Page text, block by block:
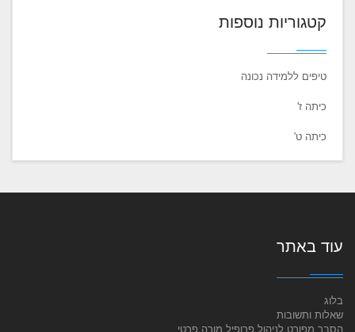
קטגוריות נוספות
טיפים ללמידה נכונה
כיתה ז'
כיתה ט'
עוד באתר
בלוג
שאלות ותשובות
הסבר מפורט לניהול פרופיל מורה פרטי